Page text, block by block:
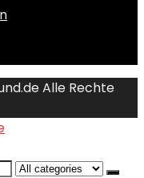
Alle Rechte